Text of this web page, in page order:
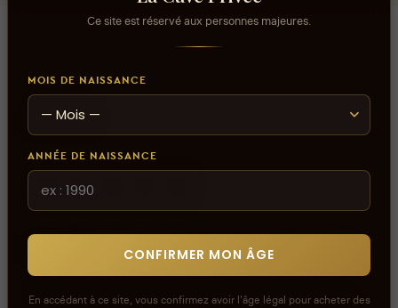
Avis
aucun avis
Connectez-vous pour donner votre opinion sur ce
Ce site est réservé aux personnes majeures.
MOIS DE NAISSANCE
ANNÉE DE NAISSANCE
CONFIRMER MON ÂGE
En accédant à ce site, vous confirmez avoir l'âge légal pour acheter des